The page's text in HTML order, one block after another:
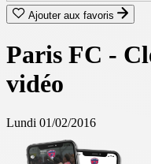
Ajouter aux favoris
Paris FC -
vidéo
Lundi 01/02/2016